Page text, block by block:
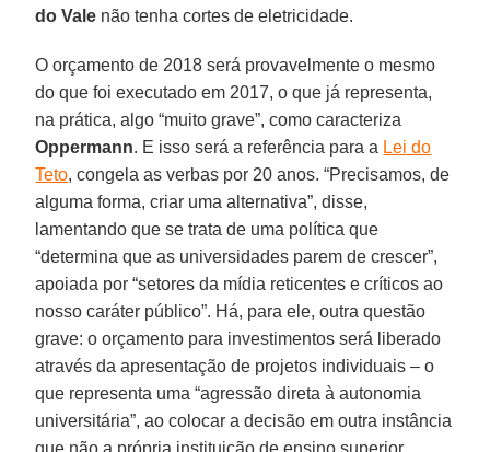
do Vale não tenha cortes de eletricidade.
O orçamento de 2018 será provavelmente o mesmo
do que foi executado em 2017, o que já representa,
na prática, algo “muito grave”, como caracteriza
Oppermann. E isso será a referência para a Lei do
Teto, congela as verbas por 20 anos. “Precisamos, de
alguma forma, criar uma alternativa”, disse,
lamentando que se trata de uma política que
“determina que as universidades parem de crescer”,
apoiada por “setores da mídia reticentes e críticos ao
nosso caráter público”. Há, para ele, outra questão
grave: o orçamento para investimentos será liberado
através da apresentação de projetos individuais – o
que representa uma “agressão direta à autonomia
universitária”, ao colocar a decisão em outra instância
que não a própria instituição de ensino superior.